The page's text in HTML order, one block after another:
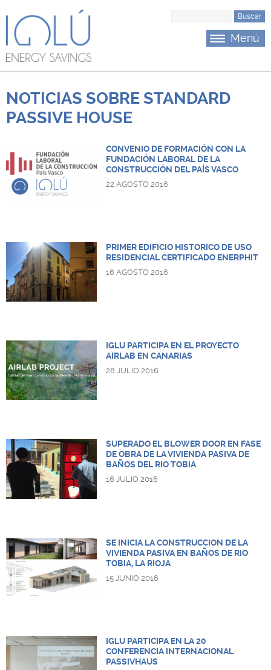
Saltar al menu principal
r
Menú
NOTICIAS SOBRE STANDARD
PASSIVE HOUSE
CONVENIO DE FORMACIÓN CON LA
FUNDACIÓN LABORAL DE LA
CONSTRUCCIÓN DEL PAÍS VASCO
22 AGOSTO 2016
PRIMER EDIFICIO HISTORICO DE USO
RESIDENCIAL CERTIFICADO ENERPHIT
16 AGOSTO 2016
IGLU PARTICIPA EN EL PROYECTO
AIRLAB EN CANARIAS
28 JULIO 2016
SUPERADO EL BLOWER DOOR EN FASE
DE OBRA DE LA VIVIENDA PASIVA DE
BAÑOS DEL RIO TOBIA
16 JULIO 2016
SE INICIA LA CONSTRUCCION DE LA
VIVIENDA PASIVA EN BAÑOS DE RIO
TOBIA, LA RIOJA
15 JUNIO 2016
IGLU PARTICIPA EN LA 20
CONFERENCIA INTERNACIONAL
PASSIVHAUS